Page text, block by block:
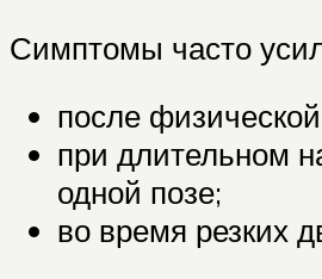
Симптомы часто
после физической
при длительном
одной позе;
во время резких